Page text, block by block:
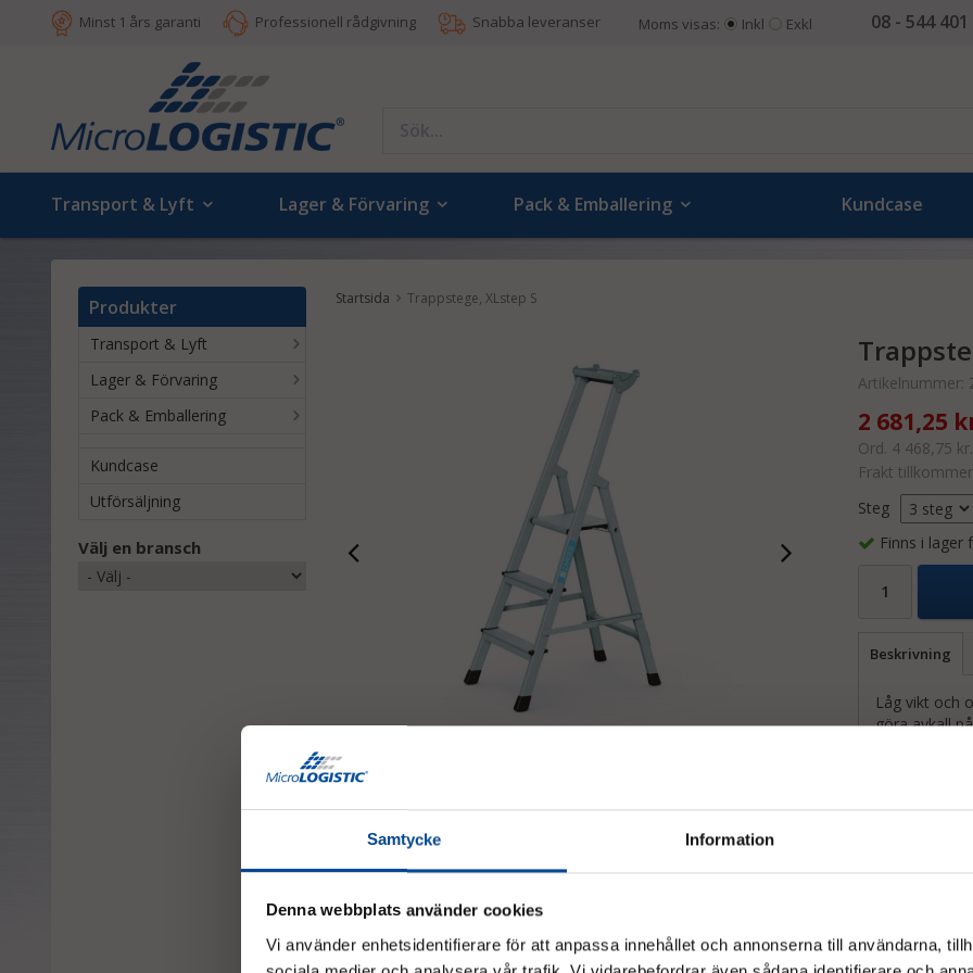
Samtycke Information
Denna webbplats använder cookies
Vi använder enhetsidentifierare för att anpassa innehållet och annonserna till användarna,
Minst 1 års garanti Professionell rådgivning Snabba leveranser 08 - 544 401
Moms visas: Inkl Exkl
Transport & Lyft Lager & Förvaring Pack & Emballering Kundcase
Produkter
Transport & Lyft
Lager & Förvaring
Pack & Emballering
Kundcase
Utförsäljning
Välj en bransch
Startsida Trappstege, XLstep S
Artikelnummer:
2 681,25
Ord. 4 468,75
Frakt tillkommer
Steg
Finns i lager
Beskrivning
Låg vikt och
göra avkall
80
Steg
Dokument:
Monterings- och bruksanvisning för trappstegar